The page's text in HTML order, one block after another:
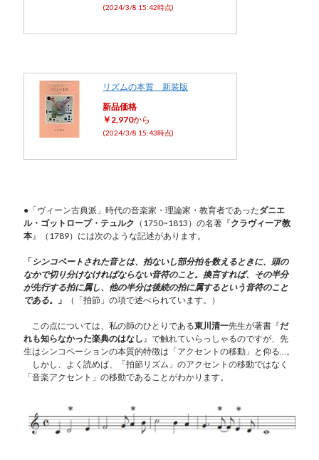
(2024/3/8 15:42時点)
リズムの本質 新装版
新品価格
￥2,970から
(2024/3/8 15:43時点)
●「ヴィーン古典派」時代の音楽家・理論家・教育者であったダニエ
ル・ゴットロープ・テュルク （1750~1813）の名著『クラヴィーア教
本』（1789）には次のような記述があります。
「シンコペートされた音とは、拍ないし部分拍を数えるときに、頭の
なかで切り分けなければならない音符のこと。換言すれば、その半分
が先行する拍に属し、他の半分は後続の拍に属するという音符のこと
である。
」 （「拍節」の項で述べられています。）
この点については、私の師のひとりである東川清一先生が著書『だ
れも知らなかった楽典のはなし』で触れていらっしゃるのですが、先
生はシンコペーションの本質的特徴は「アクセントの移動」と仰る…。
しかし、よく読めば、「拍節リズム」のアクセントの移動ではなく
「音楽アクセント」の移動であることがわかります。